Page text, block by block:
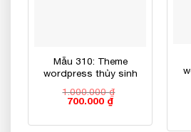
Mẫu 310: Theme
wordpress thủy sinh
1.000.000₫
Giá
1.000.000 ₫.
700.000 ₫Giá
là: